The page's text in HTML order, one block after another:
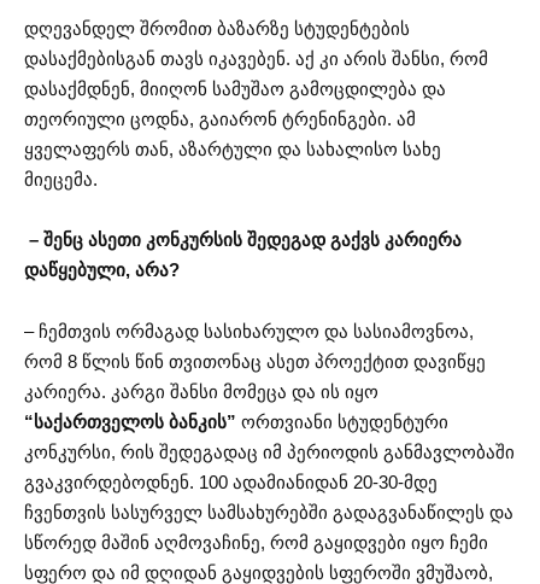
დღევანდელ შრომით ბაზარზე სტუდენტების
დასაქმებისგან თავს იკავებენ. აქ კი არის შანსი, რომ
დასაქმდნენ, მიიღონ სამუშაო გამოცდილება და
თეორიული ცოდნა, გაიარონ ტრენინგები. ამ
ყველაფერს თან, აზარტული და სახალისო სახე
მიეცემა.
– შენც ასეთი კონკურსის შედეგად გაქვს კარიერა
დაწყებული, არა?
– ჩემთვის ორმაგად სასიხარულო და სასიამოვნოა,
რომ 8 წლის წინ თვითონაც ასეთ პროექტით დავიწყე
კარიერა. კარგი შანსი მომეცა და ის იყო
“საქართველოს ბანკის” ორთვიანი სტუდენტური
კონკურსი, რის შედეგადაც იმ პერიოდის განმავლობაში
გვაკვირდებოდნენ. 100 ადამიანიდან 20-30-მდე
ჩვენთვის სასურველ სამსახურებში გადაგვანაწილეს და
სწორედ მაშინ აღმოვაჩინე, რომ გაყიდვები იყო ჩემი
სფერო და იმ დღიდან გაყიდვების სფეროში ვმუშაობ,